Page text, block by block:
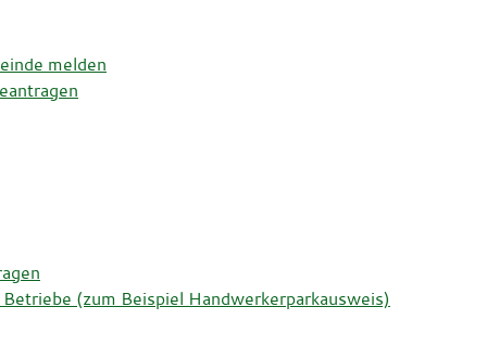
melden
(zum Beispiel Handwerkerparkausweis)